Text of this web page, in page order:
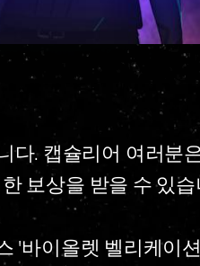
다. 캡슐리어 여러분
보상을 받을 수 있습
'바이올렛 벨리케이